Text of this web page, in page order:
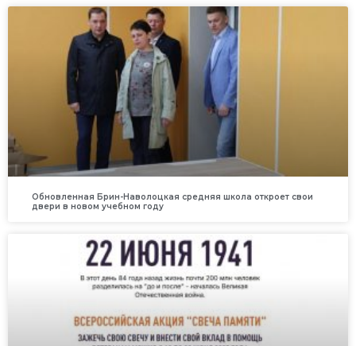
Обновленная Брин-Наволоцкая средняя школа откроет свои
двери в новом учебном году